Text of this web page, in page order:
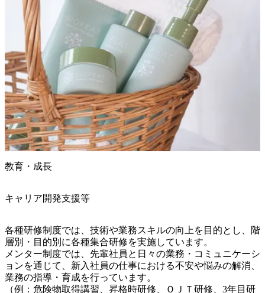
教育・成長
キャリア開発支援等
各種研修制度では、技術や業務スキルの向上を目的とし、階
層別・目的別に各種集合研修を実施しています。
メンター制度では、先輩社員と日々の業務・コミュニケーシ
ョンを通じて、新入社員の仕事における不安や悩みの解消、
業務の指導・育成を行っています。
（例：危険物取得講習、昇格時研修、ＯＪＴ研修、3年目研